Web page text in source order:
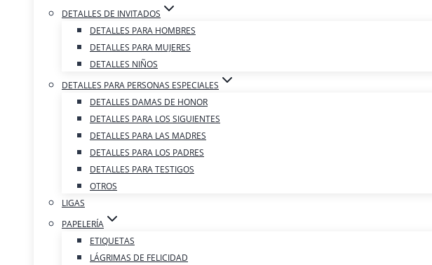
DETALLES DE INVITADOS
DETALLES PARA HOMBRES
DETALLES PARA MUJERES
DETALLES NIÑOS
DETALLES PARA PERSONAS ESPECIALES
DETALLES DAMAS DE HONOR
DETALLES PARA LOS SIGUIENTES
DETALLES PARA LAS MADRES
DETALLES PARA LOS PADRES
DETALLES PARA TESTIGOS
OTROS
LIGAS
PAPELERÍA
ETIQUETAS
LÁGRIMAS DE FELICIDAD